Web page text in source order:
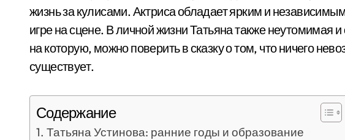
жизнь за кулисами. Актриса обладает ярким и
игре на сцене. В личной жизни Татьяна также
на которую, можно поверить в сказку о том, что ничего
существует.
Содержание
Татьяна Устинова: ранние годы и образование